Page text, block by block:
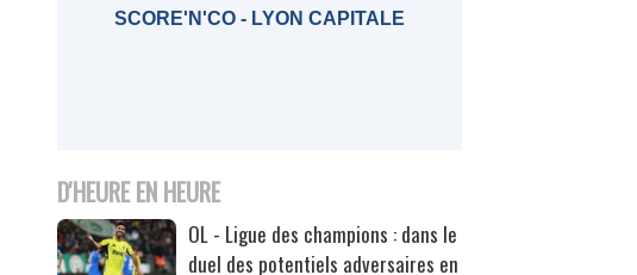
SCORE'N'CO - LYON CAPITALE
D'HEURE EN HEURE
OL - Ligue des champions : dans le
duel des potentiels adversaires en